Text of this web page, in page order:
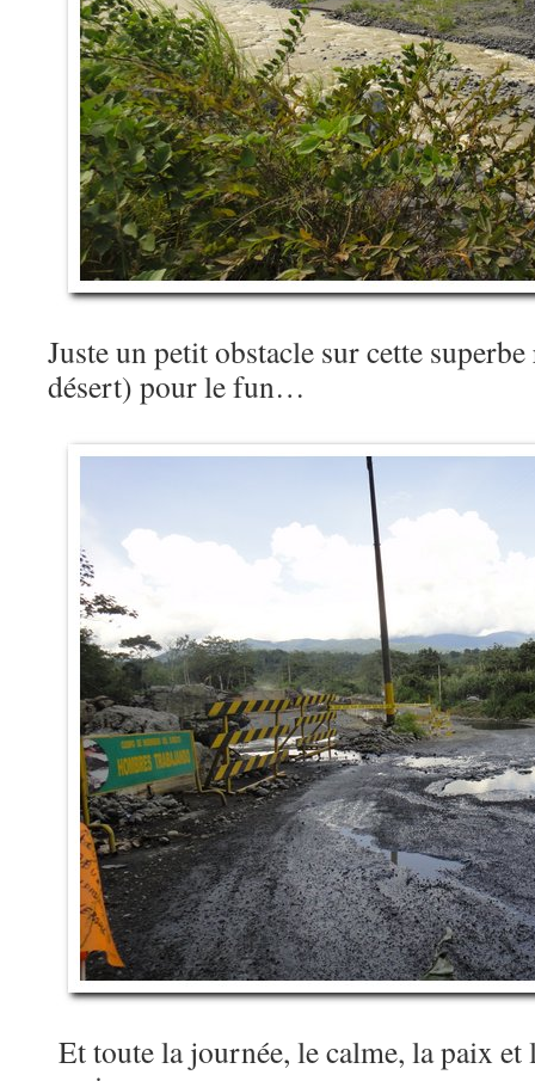
Juste un petit obstacle sur cette
désert) pour le fun…
Et toute la journée, le calme, la paix et